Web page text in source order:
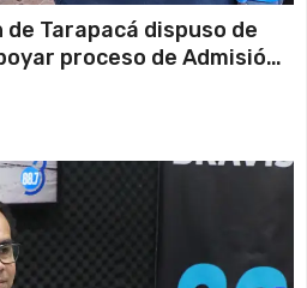
Tarapacá dispuso de
proceso de Admisión